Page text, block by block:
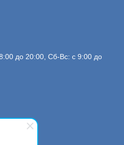
до 20:00, Сб-Вс: с 9:00 до